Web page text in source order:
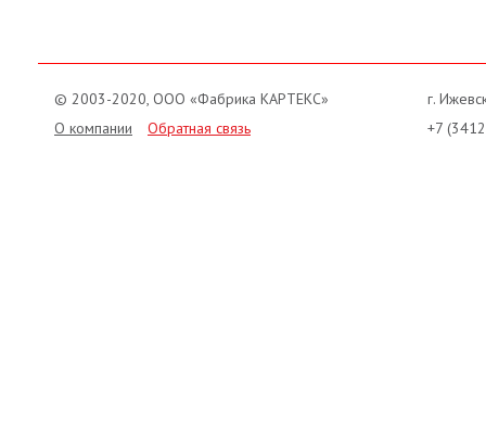
© 2003-2020, ООО «Фабрика КАРТЕКС»
О компании
Обратная связь
г.
+7